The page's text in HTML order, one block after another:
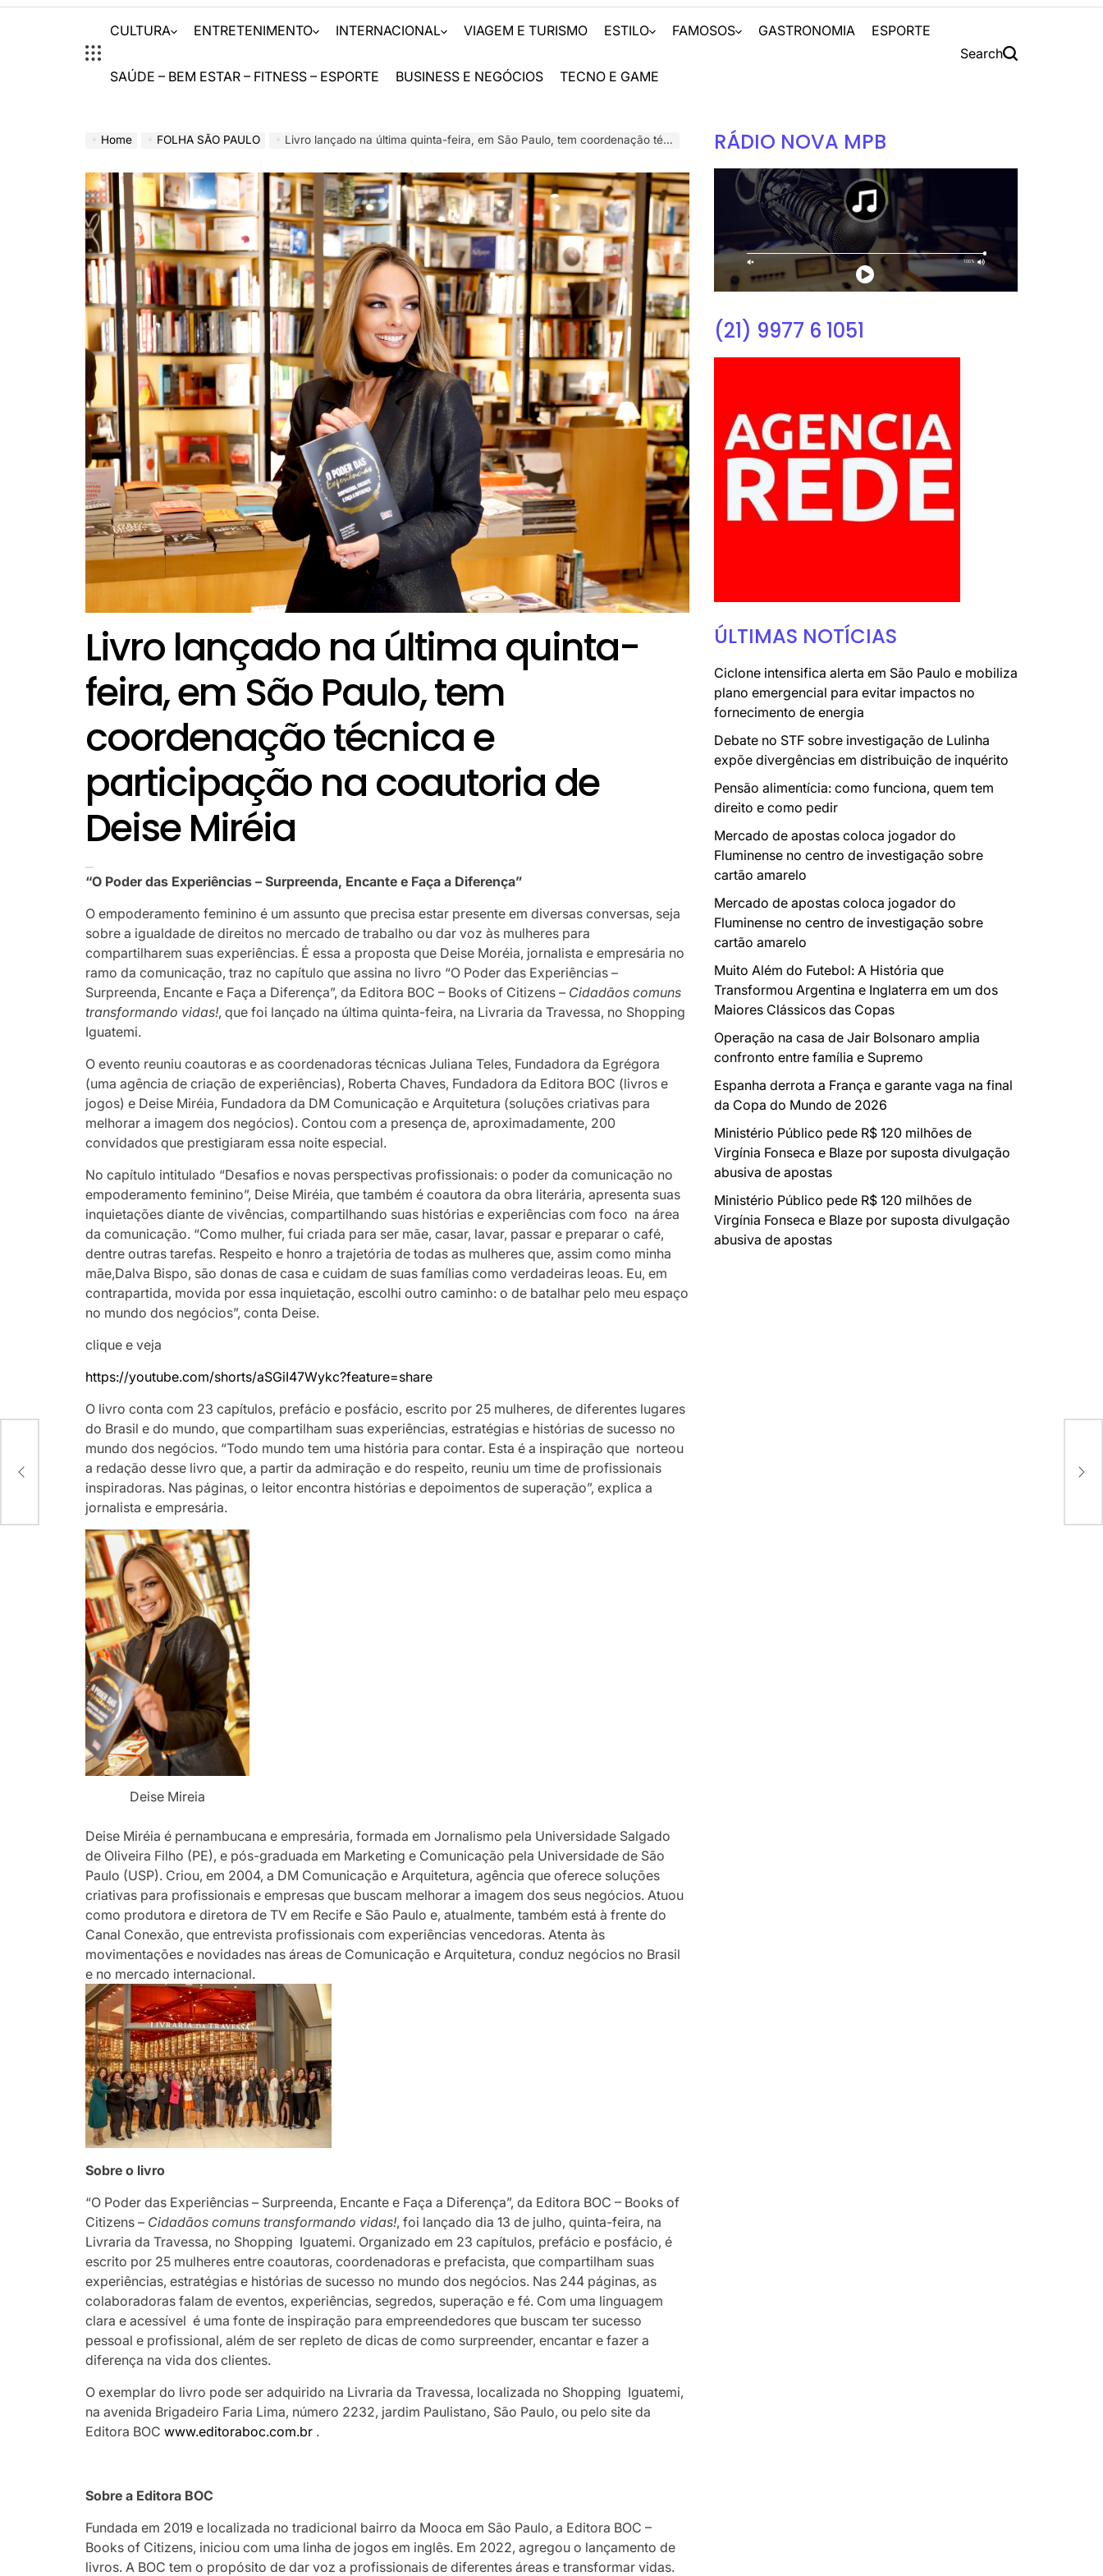
CULTURA ENTRETENIMENTO INTERNACIONAL VIAGEM E TURISMO ESTILO FAMOSOS GASTRONOMIA ESPORTE
SAÚDE – BEM ESTAR – FITNESS – ESPORTE BUSINESS E NEGÓCIOS TECNO E GAME
Search
Home FOLHA SÃO PAULO Livro lançado na última quinta-feira, em São Paulo, tem coordenação técnica e participação na coautoria de Deise Miréia
Livro lançado na última quinta-
feira, em São Paulo, tem
coordenação técnica e
participação na coautoria de
Deise Miréia
“O Poder das Experiências – Surpreenda, Encante e Faça a Diferença”
O empoderamento feminino é um assunto que precisa estar presente em diversas conversas, seja
sobre a igualdade de direitos no mercado de trabalho ou dar voz às mulheres para
compartilharem suas experiências. É essa a proposta que Deise Moréia, jornalista e empresária no
ramo da comunicação, traz no capítulo que assina no livro “O Poder das Experiências –
Surpreenda, Encante e Faça a Diferença”, da Editora BOC – Books of Citizens – Cidadãos comuns
transformando vidas!, que foi lançado na última quinta-feira, na Livraria da Travessa, no Shopping
Iguatemi.
O evento reuniu coautoras e as coordenadoras técnicas Juliana Teles, Fundadora da Egrégora
(uma agência de criação de experiências), Roberta Chaves, Fundadora da Editora BOC (livros e
jogos) e Deise Miréia, Fundadora da DM Comunicação e Arquitetura (soluções criativas para
melhorar a imagem dos negócios). Contou com a presença de, aproximadamente, 200
convidados que prestigiaram essa noite especial.
No capítulo intitulado “Desafios e novas perspectivas profissionais: o poder da comunicação no
empoderamento feminino”, Deise Miréia, que também é coautora da obra literária, apresenta suas
inquietações diante de vivências, compartilhando suas histórias e experiências com foco na área
da comunicação. “Como mulher, fui criada para ser mãe, casar, lavar, passar e preparar o café,
dentre outras tarefas. Respeito e honro a trajetória de todas as mulheres que, assim como minha
mãe,Dalva Bispo, são donas de casa e cuidam de suas famílias como verdadeiras leoas. Eu, em
contrapartida, movida por essa inquietação, escolhi outro caminho: o de batalhar pelo meu espaço
no mundo dos negócios”, conta Deise.
clique e veja
https://youtube.com/shorts/aSGiI47Wykc?feature=share
O livro conta com 23 capítulos, prefácio e posfácio, escrito por 25 mulheres, de diferentes lugares
do Brasil e do mundo, que compartilham suas experiências, estratégias e histórias de sucesso no
mundo dos negócios. “Todo mundo tem uma história para contar. Esta é a inspiração que norteou
a redação desse livro que, a partir da admiração e do respeito, reuniu um time de profissionais
inspiradoras. Nas páginas, o leitor encontra histórias e depoimentos de superação”, explica a
jornalista e empresária.
Deise Mireia
Deise Miréia é pernambucana e empresária, formada em Jornalismo pela Universidade Salgado
de Oliveira Filho (PE), e pós-graduada em Marketing e Comunicação pela Universidade de São
Paulo (USP). Criou, em 2004, a DM Comunicação e Arquitetura, agência que oferece soluções
criativas para profissionais e empresas que buscam melhorar a imagem dos seus negócios. Atuou
como produtora e diretora de TV em Recife e São Paulo e, atualmente, também está à frente do
Canal Conexão, que entrevista profissionais com experiências vencedoras. Atenta às
movimentações e novidades nas áreas de Comunicação e Arquitetura, conduz negócios no Brasil
e no mercado internacional.
Sobre o livro
“O Poder das Experiências – Surpreenda, Encante e Faça a Diferença”, da Editora BOC – Books of
Citizens – Cidadãos comuns transformando vidas!, foi lançado dia 13 de julho, quinta-feira, na
Livraria da Travessa, no Shopping Iguatemi. Organizado em 23 capítulos, prefácio e posfácio, é
escrito por 25 mulheres entre coautoras, coordenadoras e prefacista, que compartilham suas
experiências, estratégias e histórias de sucesso no mundo dos negócios. Nas 244 páginas, as
colaboradoras falam de eventos, experiências, segredos, superação e fé. Com uma linguagem
clara e acessível é uma fonte de inspiração para empreendedores que buscam ter sucesso
pessoal e profissional, além de ser repleto de dicas de como surpreender, encantar e fazer a
diferença na vida dos clientes.
O exemplar do livro pode ser adquirido na Livraria da Travessa, localizada no Shopping Iguatemi,
na avenida Brigadeiro Faria Lima, número 2232, jardim Paulistano, São Paulo, ou pelo site da
Editora BOCwww.editoraboc.com.br .
Sobre a Editora BOC
Fundada em 2019 e localizada no tradicional bairro da Mooca em São Paulo, a Editora BOC –
Books of Citizens, iniciou com uma linha de jogos em inglês. Em 2022, agregou o lançamento de
livros. A BOC tem o propósito de dar voz a profissionais de diferentes áreas e transformar vidas.
de
RÁDIO NOVA MPB
(21) 9977 6 1051
ÚLTIMAS NOTÍCIAS
Ciclone intensifica alerta em São Paulo e mobiliza
plano emergencial para evitar impactos no
fornecimento de energia
Debate no STF sobre investigação de Lulinha
expõe divergências em distribuição de inquérito
Pensão alimentícia: como funciona, quem tem
direito e como pedir
Mercado de apostas coloca jogador do
Fluminense no centro de investigação sobre
cartão amarelo
Mercado de apostas coloca jogador do
Fluminense no centro de investigação sobre
cartão amarelo
Muito Além do Futebol: A História que
Transformou Argentina e Inglaterra em um dos
Maiores Clássicos das Copas
Operação na casa de Jair Bolsonaro amplia
confronto entre família e Supremo
Espanha derrota a França e garante vaga na final
da Copa do Mundo de 2026
Ministério Público pede R$ 120 milhões de
Virgínia Fonseca e Blaze por suposta divulgação
abusiva de apostas
Ministério Público pede R$ 120 milhões de
Virgínia Fonseca e Blaze por suposta divulgação
abusiva de apostas